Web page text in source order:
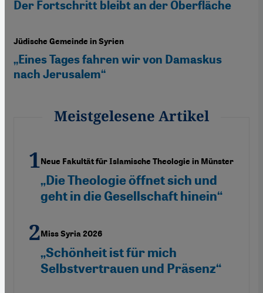
Der Fortschritt bleibt an der Oberfläche
Jüdische Gemeinde in Syrien
„Eines Tages fahren wir von Damaskus
nach Jerusalem“
Meistgelesene Artikel
Neue Fakultät für Islamische Theologie in Münster
„Die Theologie öffnet sich und
geht in die Gesellschaft hinein“
Miss Syria 2026
„Schönheit ist für mich
Selbstvertrauen und Präsenz“